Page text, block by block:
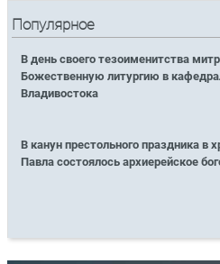
Популярное
В день своего тезоименитства
Божественную литургию в
Владивостока
В канун престольного праздника в
Павла состоялось архиерейское